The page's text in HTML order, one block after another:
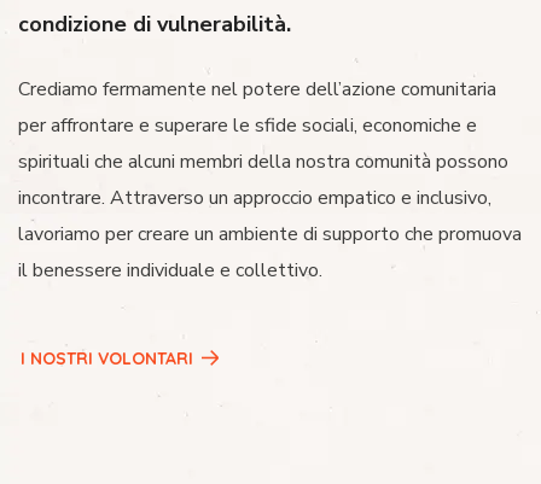
condizione di vulnerabilità.
Crediamo fermamente nel potere dell’azione comunitaria
per affrontare e superare le sfide sociali, economiche e
spirituali che alcuni membri della nostra comunità possono
incontrare. Attraverso un approccio empatico e inclusivo,
lavoriamo per creare un ambiente di supporto che promuova
il benessere individuale e collettivo.
I NOSTRI VOLONTARI